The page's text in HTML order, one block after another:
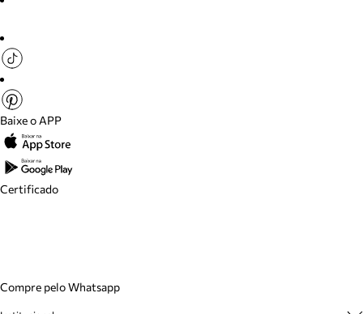
Baixe o APP
Certificado
Compre pelo Whatsapp